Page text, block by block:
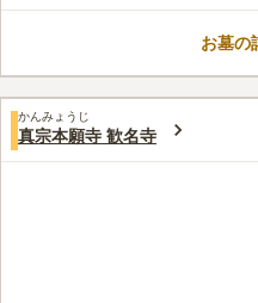
があります。350年の歴
口コミ評価
みんなの評価
60代女性
最寄駅の傍に商店街があ
お墓の
かんみょうじ
真宗本願寺 歓名寺